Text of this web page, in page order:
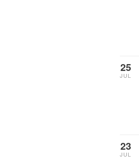
25
JUL
23
JUL